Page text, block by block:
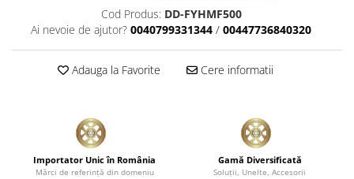
Cod Produs: DD-FYHMF500
Ai nevoie de ajutor? 0040799331344 / 00447736840320
Adauga la Favorite Cere informatii
Importator Unic în România
Mărci de referinţă din domeniu
Gamă Diversificată
Soluţii, Unelte, Accesorii